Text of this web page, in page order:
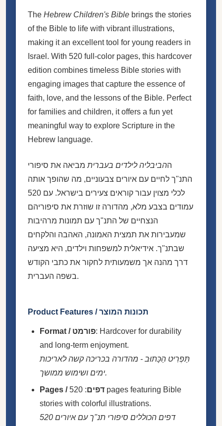
The Hebrew Children's Bible brings the stories
of the Bible to life with vibrant illustrations,
making it an excellent tool for young readers in
Israel. With 520 full-color pages, this hardcover
edition combines timeless Bible stories with
engaging images that capture the essence of
faith, love, and the lessons of the Bible. Perfect
for families and children, it offers a fun yet
meaningful way to explore Scripture in the
Hebrew language.
ההביבליה לילדים בעברית מביאה את סיפורי
התנ"ך לחיים עם איורים צבעוניים, מה שהופך אותה
לכלי מצוין עבור קוראים צעירים בישראל. עם 520
עמודים בצבע מלא, מהדורה זו שוזרת את סיפוריהם
הנצחיים של התנ"ך עם תמונות מרהיבות
שמעבירות את תמצית האמונה, האהבה והלקחים
שבתנ"ך. אידיאלית למשפחות וילדים, היא מציעה
דרך מהנה אך משמעותית לחקור את כתבי הקודש
בשפה העברית.
Product Features / תכונות המוצר
Format / פורמט: Hardcover for durability
and long-term enjoyment.
תַּפְרִיט הַכָּתוּב - מהדורה בכריכה קשה לאריכות
ימים ושימוש ממושך.
Pages / דפים : 520 pages featuring Bible
stories with colorful illustrations.
520 דפים הכוללים סיפורי תנ"ך עם איורים